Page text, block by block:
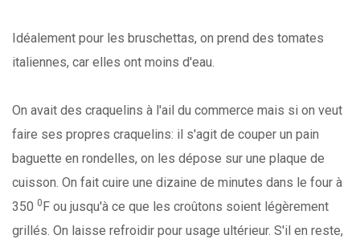
Idéalement pour les bruschettas, on prend des tomates
italiennes, car elles ont moins d'eau.
On avait des craquelins à l'ail du commerce mais si on veut
faire ses propres craquelins: il s'agit de couper un pain
baguette en rondelles, on les dépose sur une plaque de
cuisson. On fait cuire une dizaine de minutes dans le four à
350 0F ou jusqu'à ce que les croûtons soient légèrement
grillés. On laisse refroidir pour usage ultérieur. S'il en reste,